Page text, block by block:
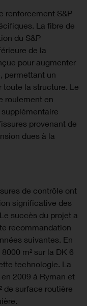
renforcement S&P
La fibre de
du S&P
de la
pour augmenter
permettant un
toute la structure. Le
roulement en
provenant de
dues à la
de contrôle ont
significative des
succès du projet a
recommandation
suivantes. En
m² sur la DK 6
technologie. La
2009 à Ryman et
de surface routière